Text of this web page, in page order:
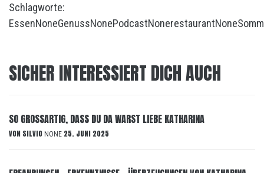
Schlagworte:
EssenNoneGenussNonePodcastNonerestaurantNoneSomm
SICHER INTERESSIERT DICH AUCH
SO GROSSARTIG, DASS DU DA WARST LIEBE KATHARINA
VON SILVIO NONE 25. JUNI 2025